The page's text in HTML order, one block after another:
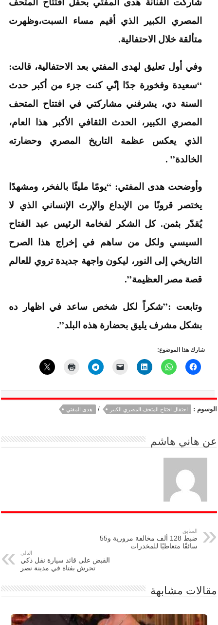
المصري الكبير الذي أقيم مساء السبت،وظهرت
متألقة خلال الاحتفالية.
وفي أول تعليق لهدى المفتي بعد الاحتفالية، قالت:
“سعيدة وفخورة جدًا إنّي كنت جزء من أكبر حدث
السنة دي، يشرفني مشاركتي في افتتاح المتحف
المصري الكبير، الحدث الثقافي الأكبر هذا العام،
الذي يعكس عظمة التاريخ المصري وحضارته
الخالدة” .
وأوضحت هدى المفتي: “يومًا مليئًا بالفخر، ومشهدًا
يختصر قرونًا من الإبداع والإرث الإنساني الذي لا
يُقدّر بثمن. كل الشكر لفخامة الرئيس عبد الفتاح
السيسي ولكل من ساهم في إخراج هذا الصرح
التاريخي إلى النور، ليكون واجهة جديدة تروي للعالم
قصة مصر العظيمة”.
وتابعت :”شكراً لكل شخص ساعد في اظهار ده
بشكل مشرف يليق بحضارة هذه البلد”.
شارك هذا الموضوع:
الوسوم : احتفال افتتاح المتحف المصري الكبير / هدى المفتي
عن هاني هاشم
السابق
ضبط 128 ألف مخالفة مرورية و55
سائقًا متعاطيًا للمخدرات
التالي
القبض على قائد سيارة نقل ذكي
تحرش بفتاة في مدينة نصر
مقالات مشابهة